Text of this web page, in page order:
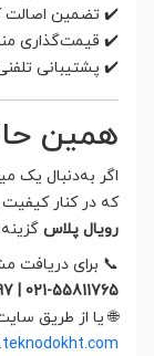
✔️ تضمین اصالت
✔️ قیمت‌گذاری
✔️ پشتیبانی
همین
اگر به‌دنبال یک
که در کنار
رویال پلاس
📞 برای دریافت
021-55811765 | 021-55626597
🌐 یا از طریق